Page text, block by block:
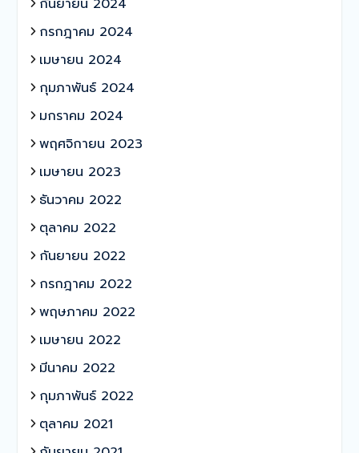
กันยายน 2024
กรกฎาคม 2024
เมษายน 2024
กุมภาพันธ์ 2024
มกราคม 2024
พฤศจิกายน 2023
เมษายน 2023
ธันวาคม 2022
ตุลาคม 2022
กันยายน 2022
กรกฎาคม 2022
พฤษภาคม 2022
เมษายน 2022
มีนาคม 2022
กุมภาพันธ์ 2022
ตุลาคม 2021